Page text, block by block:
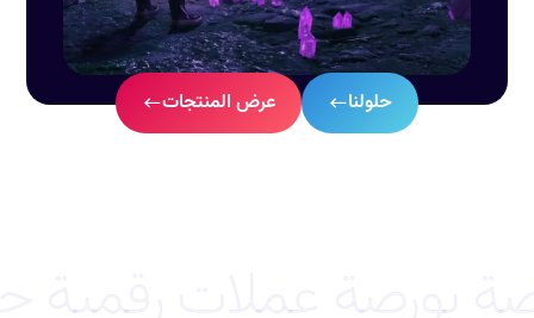
حلولنا عرض المنتجات
بورصة عملات رقمية